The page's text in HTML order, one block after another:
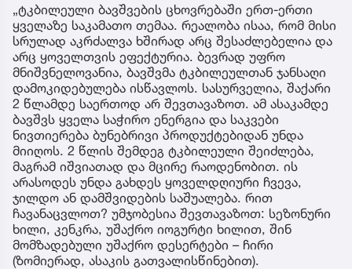
„ტკბილეული ბავშვების ცხოვრებაში ერთ-ერთი
ყველაზე საკამათო თემაა. რეალობა ისაა, რომ მისი
სრულად აკრძალვა ხშირად არც შესაძლებელია და
არც ყოველთვის ეფექტურია. ბევრად უფრო
მნიშვნელოვანია, ბავშვმა ტკბილეულთან ჯანსაღი
დამოკიდებულება ისწავლოს. სასურველია, შაქარი
2 წლამდე საერთოდ არ შევთავაზოთ. ამ ასაკამდე
ბავშვს ყველა საჭირო ენერგია და საკვები
ნივთიერება ბუნებრივი პროდუქტებიდან უნდა
მიიღოს. 2 წლის შემდეგ ტკბილეული შეიძლება,
მაგრამ იშვიათად და მცირე რაოდენობით. ის
არასოდეს უნდა გახდეს ყოველდღიური ჩვევა,
ჯილდო ან დამშვიდების საშუალება. რით
ჩავანაცვლოთ? უმჯობესია შევთავაზოთ: სეზონური
ხილი, კენკრა, უშაქრო იოგურტი ხილით, შინ
მომზადებული უშაქრო დესერტები – ჩირი
(ზომიერად, ასაკის გათვალისწინებით).